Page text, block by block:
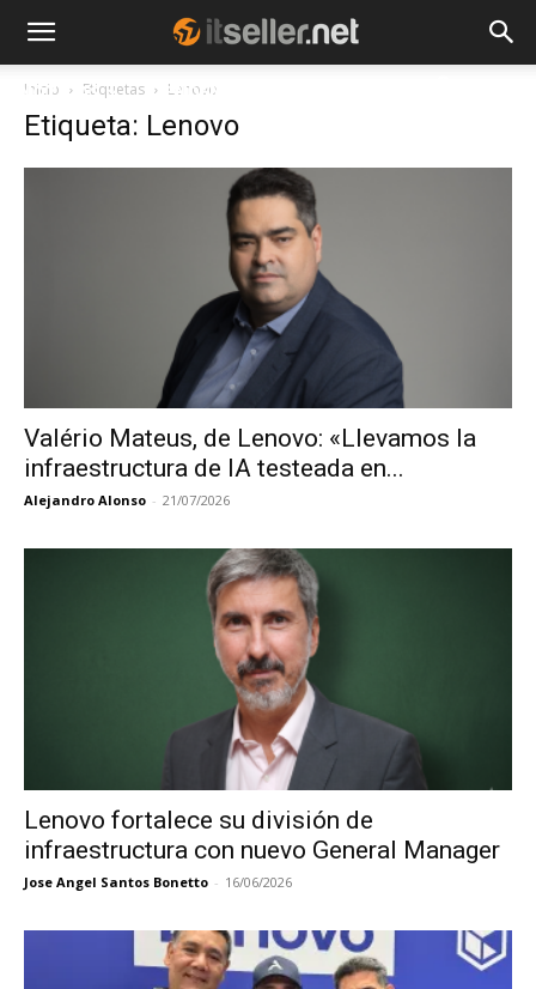
NOTICIAS TENDENCIAS
Inicio Etiquetas Lenovo
Etiqueta: Lenovo
Valério Mateus, de Lenovo: «Llevamos la
infraestructura de IA testeada en...
Alejandro Alonso - 21/07/2026
Lenovo fortalece su división de
infraestructura con nuevo General Manager
Jose Angel Santos Bonetto - 16/06/2026